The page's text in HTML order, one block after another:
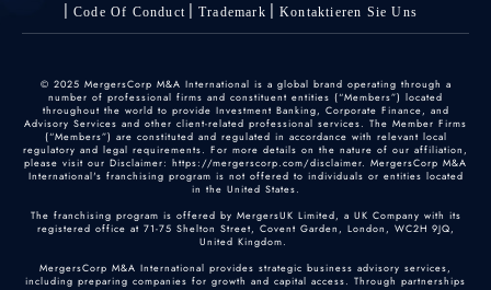
Code Of Conduct
Trademark Kontaktieren Sie Uns
© 2025 MergersCorp M&A International is a global brand operating through a
number of professional firms and constituent entities (“Members”) located
throughout the world to provide Investment Banking, Corporate Finance, and
Advisory Services and other client-related professional services. The Member Firms
(“Members”) are constituted and regulated in accordance with relevant local
regulatory and legal requirements. For more details on the nature of our affiliation,
please visit our Disclaimer: https://mergerscorp.com/disclaimer. MergersCorp M&A
International's franchising program is not offered to individuals or entities located
in the United States.
The franchising program is offered by MergersUK Limited, a UK Company with its
registered office at 71-75 Shelton Street, Covent Garden, London, WC2H 9JQ,
United Kingdom.
MergersCorp M&A International provides strategic business advisory services,
including preparing companies for growth and capital access. Through partnerships